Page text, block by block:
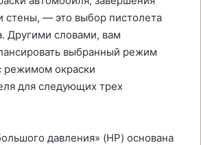
стены, — это выбор пистолета
Другими словами, вам
выбранный режим
режимом окраски
для следующих трех
давления» (HP) основана